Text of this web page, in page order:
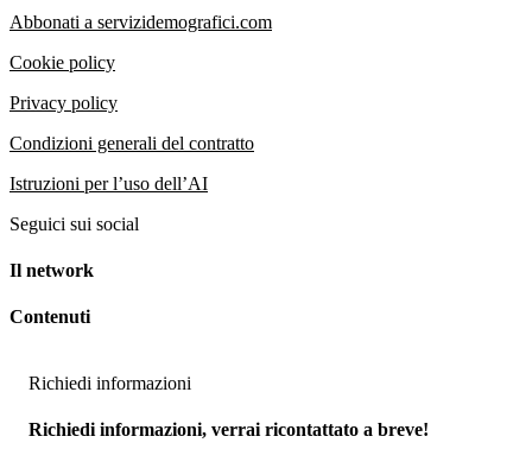
Abbonati a servizidemografici.com
Cookie policy
Privacy policy
Condizioni generali del contratto
Istruzioni per l’uso dell’AI
Seguici sui social
Il network
Contenuti
Richiedi informazioni
Richiedi informazioni, verrai ricontattato a breve!